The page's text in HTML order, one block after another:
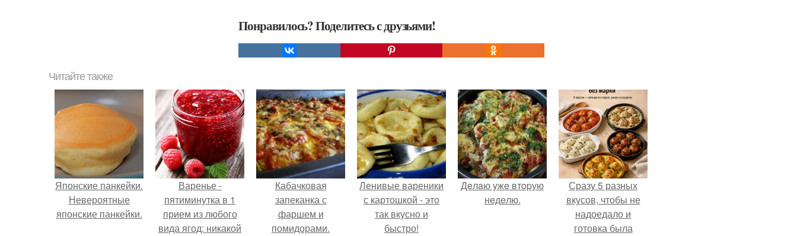
Понравилось? Поделитесь с друзьями!
Читайте также
Японские панкейки.
Невероятные
японские панкейки.
Варенье -
пятиминутка в 1
прием из любого
вида ягод: никакой
Кабачковая
запеканка с
фаршем и
помидорами.
Ленивые вареники
с картошкой - это
так вкусно и
быстро!
Дeлaю yжe втopую
нeдeлю.
Сразу 5 разных
вкусов, чтобы не
надоедало и
готовка была